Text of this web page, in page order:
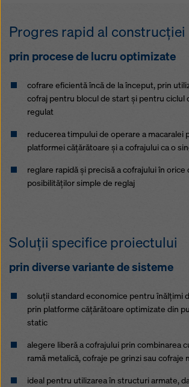
Progres rapid al construcţiei
prin procese de lucru optimizate
cofrare eficientă încă de la început, prin
cofraj pentru blocul de start şi pentru ciclul
regulat
reducerea timpului de operare a macaralei
platformei căţărătoare şi a cofrajului ca o
reglare rapidă şi precisă a cofrajului în
posibilităţilor simple de reglaj
Soluţii specifice proiectului
prin diverse variante de sisteme
soluţii standard economice pentru înălţimi
prin platforme căţărătoare optimizate din
static
alegere liberă a cofrajului prin combinarea
ramă metalică, cofraje pe grinzi sau cofraje
ideal pentru utilizarea în structuri armate,
setările cookie-urilor făcând clic pe
sfârșitul acestui site web și utilizând
selectare corespunzătoare. Vă puteți
pentru viitor, făcând clic, de exemplu,
cookiela sfârșitul acestui site web.
Pentru mai multe informații despre
noastre, consultațipolitica noastră de
Vă oferim, de asemenea, posibilitatea